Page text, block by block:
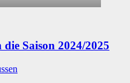
Saison 2024/2025